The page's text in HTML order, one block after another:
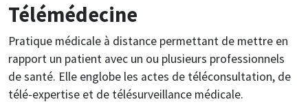
Télémédecine
Pratique médicale à distance permettant de mettre en
rapport un patient avec un ou plusieurs professionnels
de santé. Elle englobe les actes de téléconsultation, de
télé-expertise et de télésurveillance médicale.